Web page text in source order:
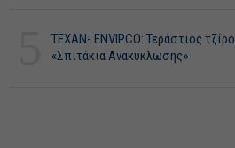
ΤΕΧΑΝ- ENVIPCO: Τεράστιος
«Σπιτάκια Ανακύκλωσης»